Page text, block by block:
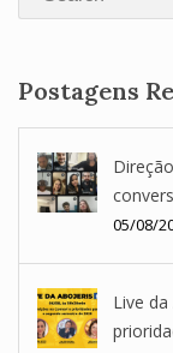
Postagens
05/08/
Live